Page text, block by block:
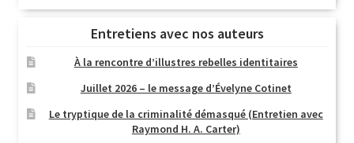
Entretiens avec nos auteurs
À la rencontre d’illustres rebelles identitaires
Juillet 2026 – le message d’Évelyne Cotinet
Le tryptique de la criminalité démasqué (Entretien avec
Raymond H. A. Carter)